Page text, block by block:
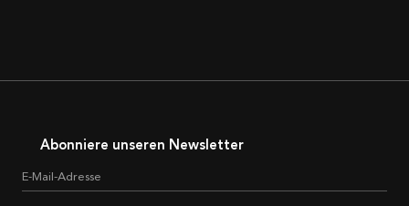
Abonniere unseren Newsletter
E-Mail-Adresse